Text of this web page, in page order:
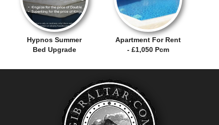
Hypnos Summer
Bed Upgrade
Apartment For Rent
- £1,050 Pcm